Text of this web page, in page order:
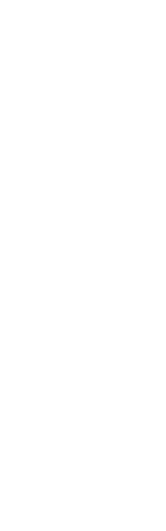
OXIDE.
OIL
GLUCOSE
BENZOATE.
SODIUM
METHYL